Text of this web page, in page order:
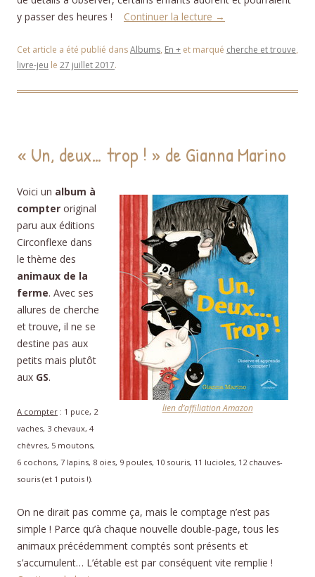
y passer des heures ! Continuer la lecture →
Cet article a été publié dansAlbums, En + et marqué cherche et trouve,
livre-jeu le 27 juillet 2017.
« Un, deux… trop ! » de Gianna Marino
lien d’affiliation Amazon
Voici un album à
compter original
paru aux éditions
Circonflexe dans
le thème des
animaux de la
ferme. Avec ses
allures de cherche
et trouve, il ne se
destine pas aux
petits mais plutôt
aux GS.
A compter : 1 puce, 2
vaches, 3 chevaux, 4
chèvres, 5 moutons,
6 cochons, 7 lapins, 8 oies, 9 poules, 10 souris, 11 lucioles, 12 chauves-
souris (et 1 putois !).
On ne dirait pas comme ça, mais le comptage n’est pas
simple ! Parce qu’à chaque nouvelle double-page, tous les
animaux précédemment comptés sont présents et
s’accumulent… L’étable est par conséquent vite remplie !